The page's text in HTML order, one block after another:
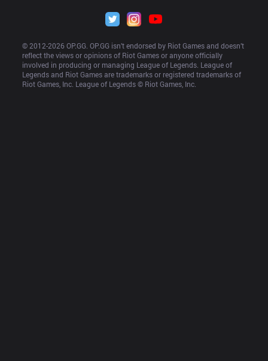
© 2012-2026 OP.GG. OP.GG isn’t endorsed by Riot Games and doesn’t
reflect the views or opinions of Riot Games or anyone officially
involved in producing or managing League of Legends. League of
Legends and Riot Games are trademarks or registered trademarks of
Riot Games, Inc. League of Legends © Riot Games, Inc.